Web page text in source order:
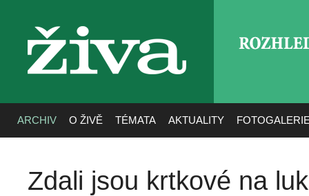
živa
ARCHIV O ŽIVĚ TÉMATA AKTUALITY
Zdali jsou krtkové na